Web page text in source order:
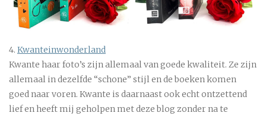
4. Kwanteinwonderland
Kwante haar foto’s zijn allemaal van goede kwaliteit. Ze zijn
allemaal in dezelfde “schone” stijl en de boeken komen
goed naar voren. Kwante is daarnaast ook echt ontzettend
lief en heeft mij geholpen met deze blog zonder na te